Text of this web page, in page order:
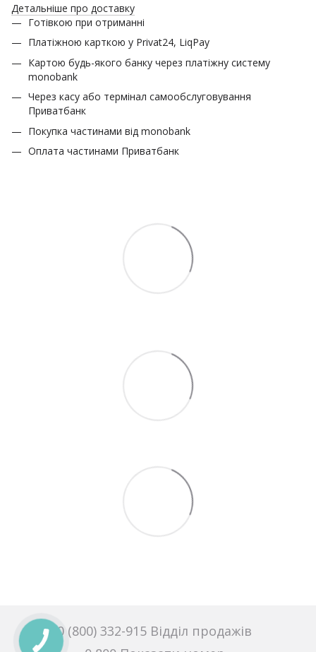
Детальніше про доставку
Готівкою при отриманні
Платіжною карткою у Privat24, LiqPay
Картою будь-якого банку через платіжну систему
monobank
Через касу або термінал самообслуговування
Приватбанк
Покупка частинами від monobank
Оплата частинами Приватбанк
0 (800) 332-915 Відділ продажів